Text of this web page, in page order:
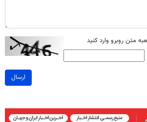
متن روبرو وارد کنید
ارسال